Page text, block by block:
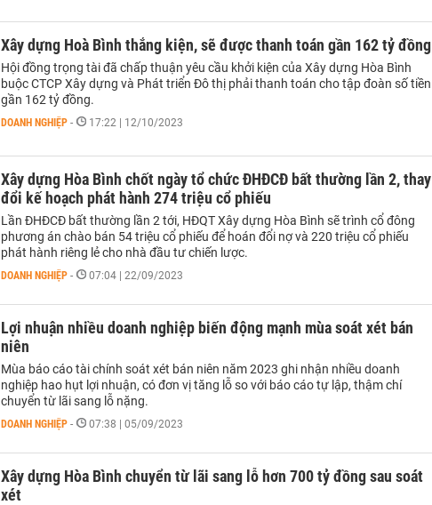
Xây dựng Hoà Bình thắng kiện, sẽ được thanh toán gần 162 tỷ đồng
Hội đồng trọng tài đã chấp thuận yêu cầu khởi kiện của Xây dựng Hòa Bình
buộc CTCP Xây dựng và Phát triển Đô thị phải thanh toán cho tập đoàn số tiền
gần 162 tỷ đồng.
DOANH NGHIỆP - 17:22 | 12/10/2023
Xây dựng Hòa Bình chốt ngày tổ chức ĐHĐCĐ bất thường lần 2, thay
đổi kế hoạch phát hành 274 triệu cổ phiếu
Lần ĐHĐCĐ bất thường lần 2 tới, HĐQT Xây dựng Hòa Bình sẽ trình cổ đông
phương án chào bán 54 triệu cổ phiếu để hoán đổi nợ và 220 triệu cổ phiếu
phát hành riêng lẻ cho nhà đầu tư chiến lược.
DOANH NGHIỆP - 07:04 | 22/09/2023
Lợi nhuận nhiều doanh nghiệp biến động mạnh mùa soát xét bán
niên
Mùa báo cáo tài chính soát xét bán niên năm 2023 ghi nhận nhiều doanh
nghiệp hao hụt lợi nhuận, có đơn vị tăng lỗ so với báo cáo tự lập, thậm chí
chuyển từ lãi sang lỗ nặng.
DOANH NGHIỆP - 07:38 | 05/09/2023
Xây dựng Hòa Bình chuyển từ lãi sang lỗ hơn 700 tỷ đồng sau soát
xét